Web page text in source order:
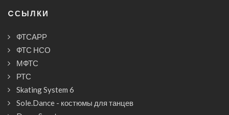
CСЫЛКИ
ФТСАРР
ФТС НСО
МФТС
РТС
Skating System 6
Sole.Dance - костюмы для танцев